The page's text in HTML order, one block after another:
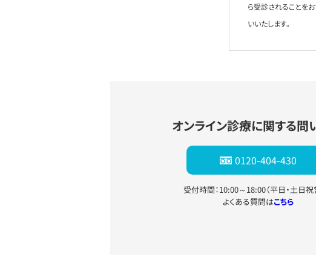
ら受診されることを
いいたします。
オンライン診療に関する問
0120-404-430
受付時間：10:00～18:00（平日・土日祝
よくある質問はこちら